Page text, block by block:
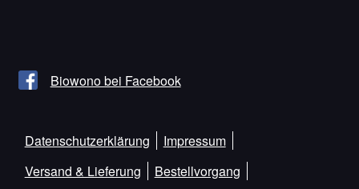
Biowono bei Facebook
Datenschutzerklärung
Impressum
Versand & Lieferung
Bestellvorgang